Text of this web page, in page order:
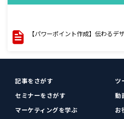
【パワーポイント作成】伝わるデ
記事をさがす
ツ
セミナーをさがす
動
マーケティングを学ぶ
お